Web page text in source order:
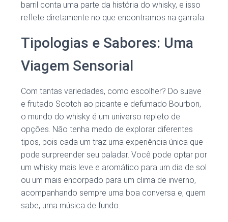
barril conta uma parte da história do whisky, e isso
reflete diretamente no que encontramos na garrafa.
Tipologias e Sabores: Uma
Viagem Sensorial
Com tantas variedades, como escolher? Do suave
e frutado Scotch ao picante e defumado Bourbon,
o mundo do whisky é um universo repleto de
opções. Não tenha medo de explorar diferentes
tipos, pois cada um traz uma experiência única que
pode surpreender seu paladar. Você pode optar por
um whisky mais leve e aromático para um dia de sol
ou um mais encorpado para um clima de inverno,
acompanhando sempre uma boa conversa e, quem
sabe, uma música de fundo.